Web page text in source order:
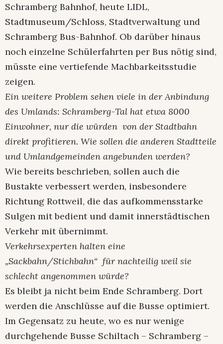
Schramberg Bahnhof, heute LIDL,
Stadtmuseum/Schloss, Stadtverwaltung und
Schramberg Bus-Bahnhof. Ob darüber hinaus
noch einzelne Schülerfahrten per Bus nötig sind,
müsste eine vertiefende Machbarkeitsstudie
zeigen.
Ein weitere Problem sehen viele in der Anbindung
des Umlands: Schramberg-Tal hat etwa 8000
Einwohner, nur die würden von der Stadtbahn
direkt profitieren. Wie sollen die anderen Stadtteile
und Umlandgemeinden angebunden werden?
Wie bereits beschrieben, sollen auch die
Bustakte verbessert werden, insbesondere
Richtung Rottweil, die das aufkommensstarke
Sulgen mit bedient und damit innerstädtischen
Verkehr mit übernimmt.
Verkehrsexperten halten eine
„Sackbahn/Stichbahn“ für nachteilig weil sie
schlecht angenommen würde?
Es bleibt ja nicht beim Ende Schramberg. Dort
werden die Anschlüsse auf die Busse optimiert.
Im Gegensatz zu heute, wo es nur wenige
durchgehende Busse Schiltach – Schramberg –